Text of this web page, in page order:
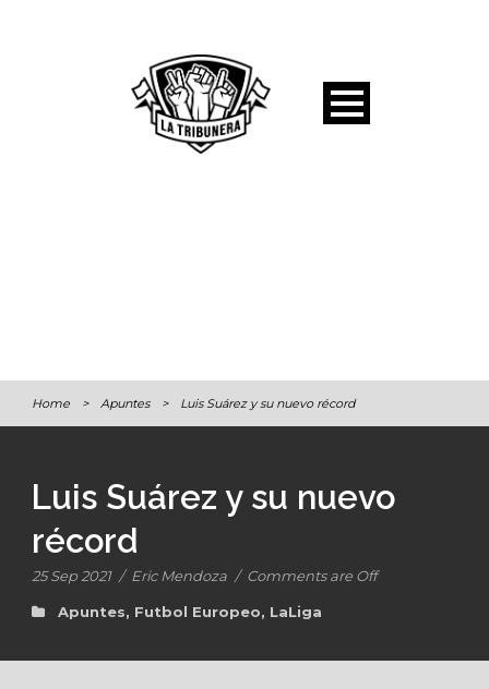
Home > Apuntes > Luis Suárez y su nuevo récord
Luis Suárez y su nuevo
récord
25 Sep 2021 / Eric Mendoza / Comments are Off
Apuntes, Futbol Europeo, LaLiga